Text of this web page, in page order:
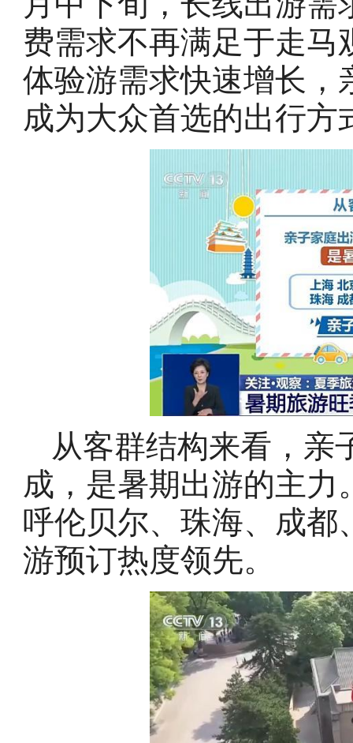
费需求不再满足于走
体验游需求快速增长，
成为大众首选的出行方
从客群结构来看，亲
成，是暑期出游的主
呼伦贝尔、珠海、成都
游预订热度领先。